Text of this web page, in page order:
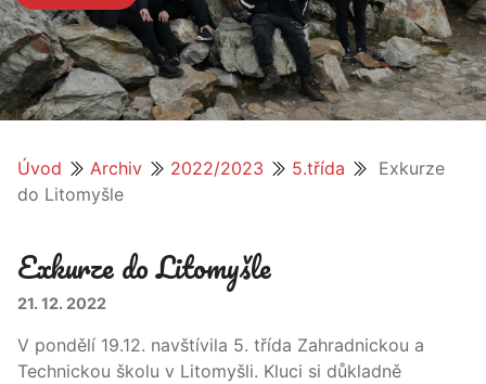
Úvod Archiv 2022/2023 5.třída
Exkurze
do Litomyšle
Exkurze do Litomyšle
21. 12. 2022
V pondělí 19.12. navštívila 5. třída Zahradnickou a
Technickou školu v Litomyšli. Kluci si důkladně